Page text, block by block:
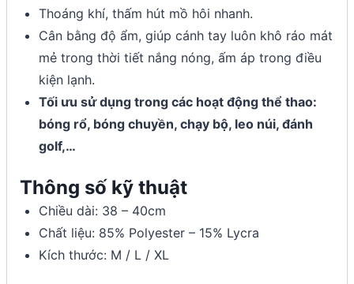
Thoáng khí, thấm hút mồ hôi nhanh.
Cân bằng độ ẩm, giúp cánh tay luôn khô ráo mát
mẻ trong thời tiết nắng nóng, ấm áp trong điều
kiện lạnh.
Tối ưu sử dụng trong các hoạt động thể thao:
bóng rổ, bóng chuyền, chạy bộ, leo núi, đánh
golf,…
Thông số kỹ thuật
Chiều dài: 38 – 40cm
Chất liệu: 85% Polyester – 15% Lycra
Kích thước: M / L / XL